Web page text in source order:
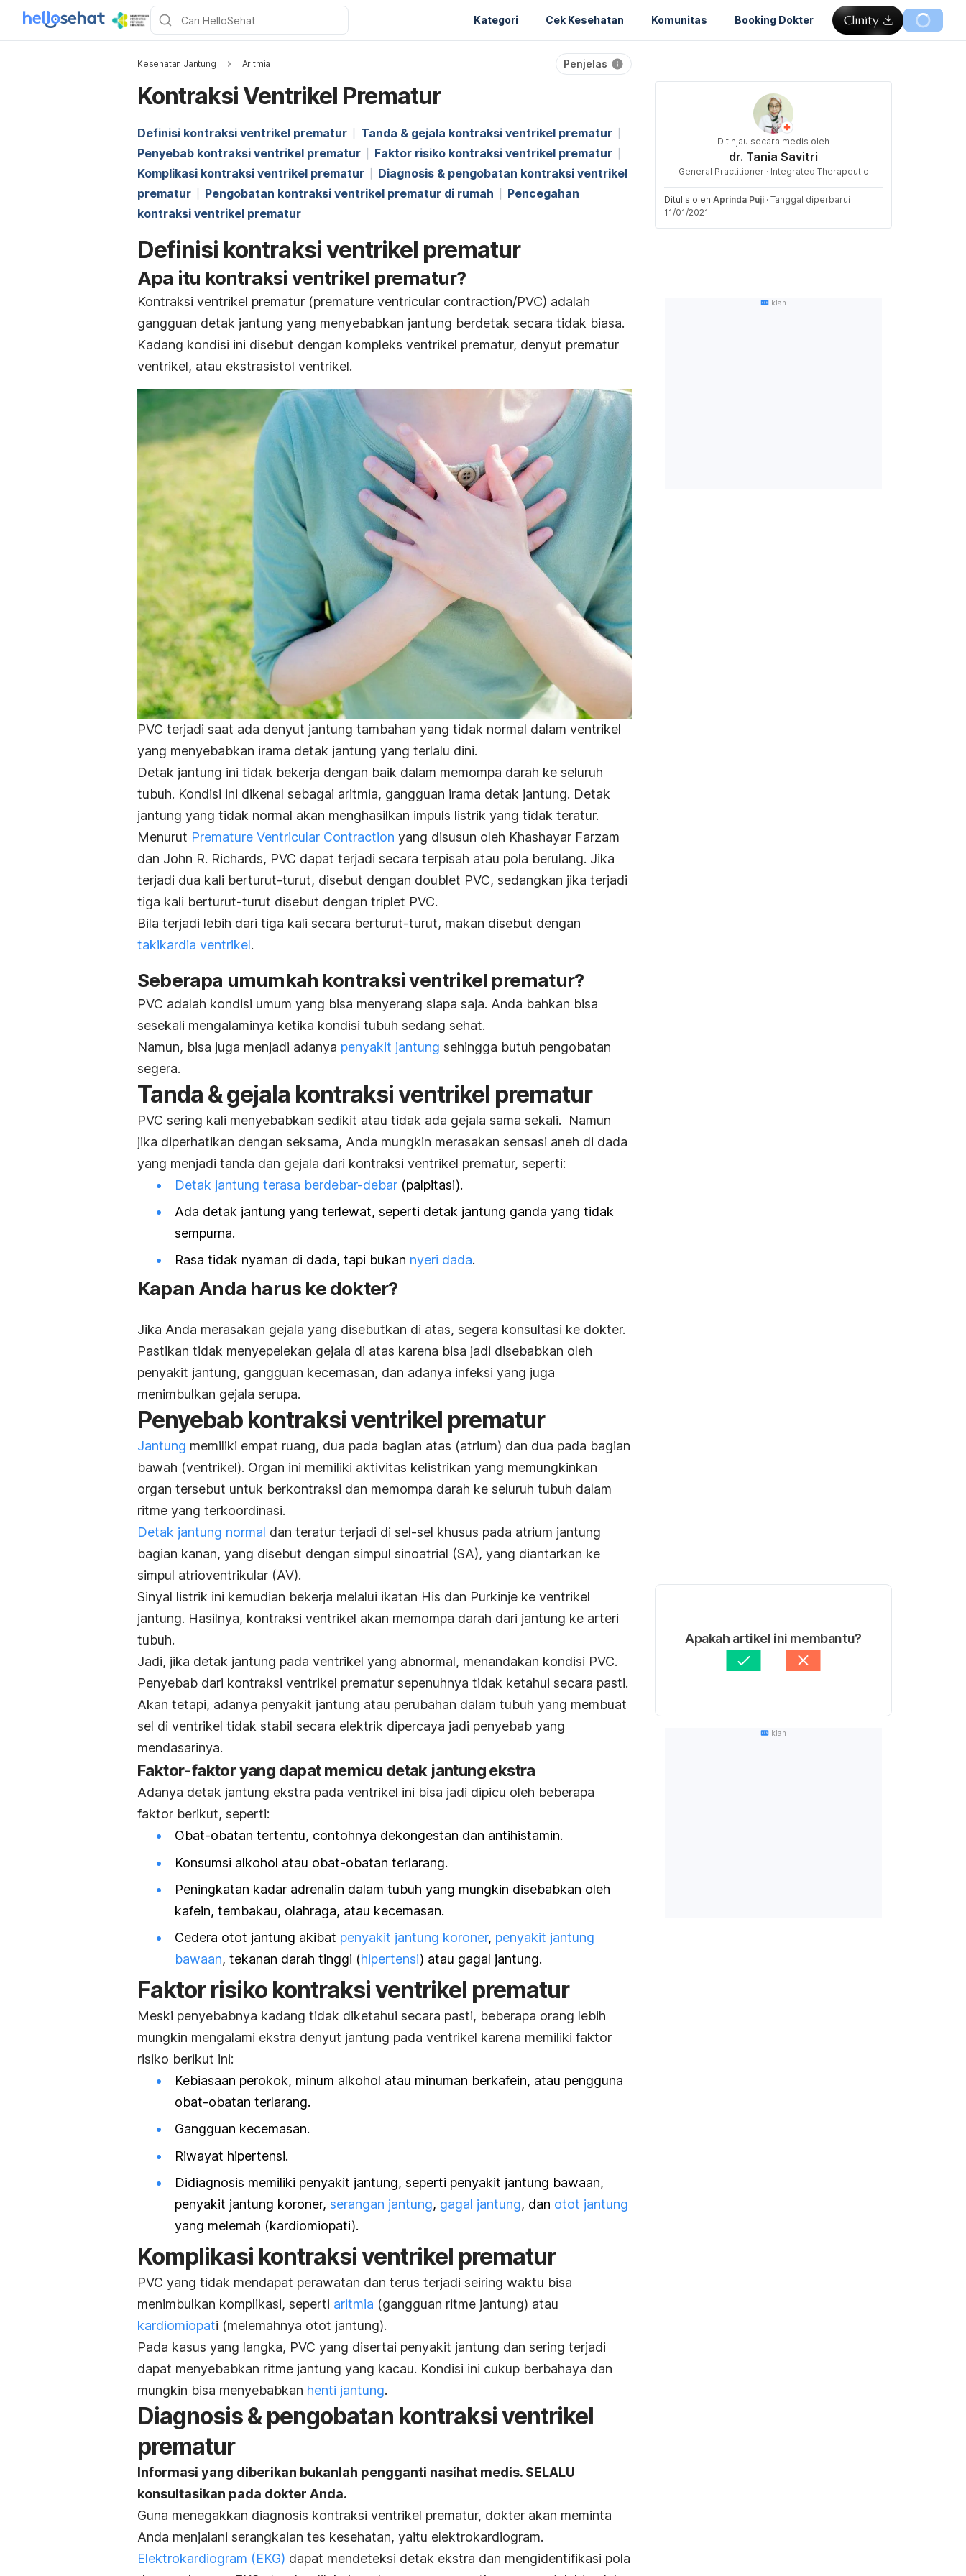
Kategori Cek Kesehatan Komunitas Booking Dokter
Kesehatan Jantung Aritmia Penjelas
Kontraksi Ventrikel Prematur
Definisi kontraksi ventrikel prematur
Tanda & gejala kontraksi ventrikel prematur
Penyebab kontraksi ventrikel prematur
Faktor risiko kontraksi ventrikel prematur
Komplikasi kontraksi ventrikel prematur
Diagnosis & pengobatan kontraksi ventrikel
prematur
Pengobatan kontraksi ventrikel prematur di rumah
Pencegahan
kontraksi ventrikel prematur
Definisi kontraksi ventrikel prematur
Apa itu kontraksi ventrikel prematur?
Kontraksi ventrikel prematur (premature ventricular contraction/PVC) adalah
gangguan detak jantung yang menyebabkan jantung berdetak secara tidak biasa.
Kadang kondisi ini disebut dengan kompleks ventrikel prematur, denyut prematur
ventrikel, atau ekstrasistol ventrikel.
PVC terjadi saat ada denyut jantung tambahan yang tidak normal dalam ventrikel
yang menyebabkan irama detak jantung yang terlalu dini.
Detak jantung ini tidak bekerja dengan baik dalam memompa darah ke seluruh
tubuh. Kondisi ini dikenal sebagai aritmia, gangguan irama detak jantung. Detak
jantung yang tidak normal akan menghasilkan impuls listrik yang tidak teratur.
Menurut Premature Ventricular Contraction yang disusun oleh Khashayar Farzam
dan John R. Richards, PVC dapat terjadi secara terpisah atau pola berulang. Jika
terjadi dua kali berturut-turut, disebut dengan doublet PVC, sedangkan jika terjadi
tiga kali berturut-turut disebut dengan triplet PVC.
Bila terjadi lebih dari tiga kali secara berturut-turut, makan disebut dengan
takikardia ventrikel.
Seberapa umumkah kontraksi ventrikel prematur?
PVC adalah kondisi umum yang bisa menyerang siapa saja. Anda bahkan bisa
sesekali mengalaminya ketika kondisi tubuh sedang sehat.
Namun, bisa juga menjadi adanya penyakit jantung sehingga butuh pengobatan
segera.
Tanda & gejala kontraksi ventrikel prematur
PVC sering kali menyebabkan sedikit atau tidak ada gejala sama sekali. Namun
jika diperhatikan dengan seksama, Anda mungkin merasakan sensasi aneh di dada
yang menjadi tanda dan gejala dari kontraksi ventrikel prematur, seperti:
Detak jantung terasa berdebar-debar (palpitasi).
Ada detak jantung yang terlewat, seperti detak jantung ganda yang tidak
sempurna.
Rasa tidak nyaman di dada, tapi bukan nyeri dada.
Kapan Anda harus ke dokter?
Jika Anda merasakan gejala yang disebutkan di atas, segera konsultasi ke dokter.
Pastikan tidak menyepelekan gejala di atas karena bisa jadi disebabkan oleh
penyakit jantung, gangguan kecemasan, dan adanya infeksi yang juga
menimbulkan gejala serupa.
Penyebab kontraksi ventrikel prematur
Jantung memiliki empat ruang, dua pada bagian atas (atrium) dan dua pada bagian
bawah (ventrikel). Organ ini memiliki aktivitas kelistrikan yang memungkinkan
organ tersebut untuk berkontraksi dan memompa darah ke seluruh tubuh dalam
ritme yang terkoordinasi.
Detak jantung normal dan teratur terjadi di sel-sel khusus pada atrium jantung
bagian kanan, yang disebut dengan simpul sinoatrial (SA), yang diantarkan ke
simpul atrioventrikular (AV).
Sinyal listrik ini kemudian bekerja melalui ikatan His dan Purkinje ke ventrikel
jantung. Hasilnya, kontraksi ventrikel akan memompa darah dari jantung ke arteri
tubuh.
Jadi, jika detak jantung pada ventrikel yang abnormal, menandakan kondisi PVC.
Penyebab dari kontraksi ventrikel prematur sepenuhnya tidak ketahui secara pasti.
Akan tetapi, adanya penyakit jantung atau perubahan dalam tubuh yang membuat
sel di ventrikel tidak stabil secara elektrik dipercaya jadi penyebab yang
mendasarinya.
Faktor-faktor yang dapat memicu detak jantung ekstra
Adanya detak jantung ekstra pada ventrikel ini bisa jadi dipicu oleh beberapa
faktor berikut, seperti:
Obat-obatan tertentu, contohnya dekongestan dan antihistamin.
Konsumsi alkohol atau obat-obatan terlarang.
Peningkatan kadar adrenalin dalam tubuh yang mungkin disebabkan oleh
kafein, tembakau, olahraga, atau kecemasan.
Cedera otot jantung akibat penyakit jantung koroner, penyakit jantung
bawaan, tekanan darah tinggi (hipertensi) atau gagal jantung.
Faktor risiko kontraksi ventrikel prematur
Meski penyebabnya kadang tidak diketahui secara pasti, beberapa orang lebih
mungkin mengalami ekstra denyut jantung pada ventrikel karena memiliki faktor
risiko berikut ini:
Kebiasaan perokok, minum alkohol atau minuman berkafein, atau pengguna
obat-obatan terlarang.
Gangguan kecemasan.
Riwayat hipertensi.
Didiagnosis memiliki penyakit jantung, seperti penyakit jantung bawaan,
penyakit jantung koroner, serangan jantung, gagal jantung, dan otot jantung
yang melemah (kardiomiopati).
Komplikasi kontraksi ventrikel prematur
PVC yang tidak mendapat perawatan dan terus terjadi seiring waktu bisa
menimbulkan komplikasi, seperti aritmia (gangguan ritme jantung) atau
kardiomiopati (melemahnya otot jantung).
Pada kasus yang langka, PVC yang disertai penyakit jantung dan sering terjadi
dapat menyebabkan ritme jantung yang kacau. Kondisi ini cukup berbahaya dan
mungkin bisa menyebabkan henti jantung.
Diagnosis & pengobatan kontraksi ventrikel
prematur
Informasi yang diberikan bukanlah pengganti nasihat medis. SELALU
konsultasikan pada dokter Anda.
Guna menegakkan diagnosis kontraksi ventrikel prematur, dokter akan meminta
Anda menjalani serangkaian tes kesehatan, yaitu elektrokardiogram.
Elektrokardiogram (EKG) dapat mendeteksi detak ekstra dan mengidentifikasi pola
Ditinjau secara medis oleh
dr. Tania Savitri
General Practitioner · Integrated Therapeutic
Ditulis oleh Aprinda Puji · Tanggal diperbarui
11/01/2021
Iklan
Apakah artikel ini membantu?
Iklan